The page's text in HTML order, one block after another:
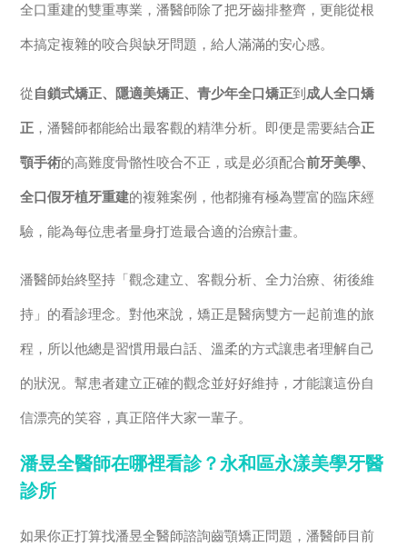
全口重建的雙重專業，潘醫師除了把牙齒排整齊，更能從根
本搞定複雜的咬合與缺牙問題，給人滿滿的安心感。
從自鎖式矯正、隱適美矯正、青少年全口矯正到成人全口矯
正 ，潘醫師都能給出最客觀的精準分析。即便是需要結合正
顎手術的高難度骨骼性咬合不正，或是必須配合前牙美學、
全口假牙植牙重建的複雜案例，他都擁有極為豐富的臨床經
驗，能為每位患者量身打造最合適的治療計畫。
潘醫師始終堅持「觀念建立、客觀分析、全力治療、術後維
持」的看診理念。對他來說，矯正是醫病雙方一起前進的旅
程，所以他總是習慣用最白話、溫柔的方式讓患者理解自己
的狀況。幫患者建立正確的觀念並好好維持，才能讓這份自
信漂亮的笑容，真正陪伴大家一輩子。
潘昱全醫師在哪裡看診？永和區永漾美學牙醫
診所
如果你正打算找潘昱全醫師諮詢齒顎矯正問題，潘醫師目前